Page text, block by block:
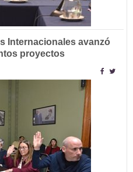
Internacionales avanzó
proyectos